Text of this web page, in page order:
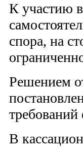
К участию в
спора, на
Решением
требований
В